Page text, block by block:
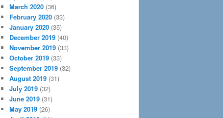
March 2020 (36)
February 2020 (33)
January 2020 (35)
December 2019 (40)
November 2019 (33)
October 2019 (33)
September 2019 (32)
August 2019 (31)
July 2019 (32)
June 2019 (31)
May 2019 (26)